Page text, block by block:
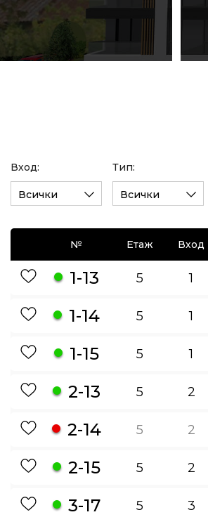
Вход:
Всички
Тип:
Всички
№ Етаж Вход
1-13 5 1
1-14 5 1
1-15 5 1
2-13 5 2
2-14 5 2
2-15 5 2
3-17 5 3